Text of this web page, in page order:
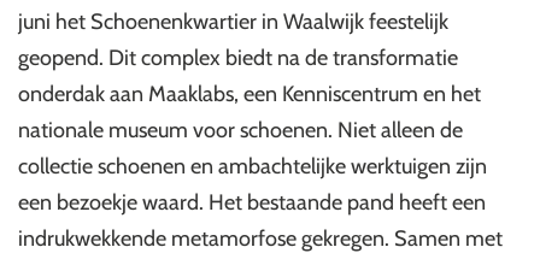
juni het Schoenenkwartier in Waalwijk feestelijk
geopend. Dit complex biedt na de transformatie
onderdak aan Maaklabs, een Kenniscentrum en het
nationale museum voor schoenen. Niet alleen de
collectie schoenen en ambachtelijke werktuigen zijn
een bezoekje waard. Het bestaande pand heeft een
indrukwekkende metamorfose gekregen. Samen met